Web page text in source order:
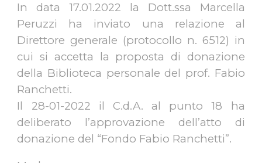
In data 17.01.2022 la Dott.ssa Marcella
Peruzzi ha inviato una relazione al
Direttore generale (protocollo n. 6512) in
cui si accetta la proposta di donazione
della Biblioteca personale del prof. Fabio
Ranchetti.
Il 28-01-2022 il C.d.A. al punto 18 ha
deliberato l’approvazione dell’atto di
donazione del “Fondo Fabio Ranchetti”.